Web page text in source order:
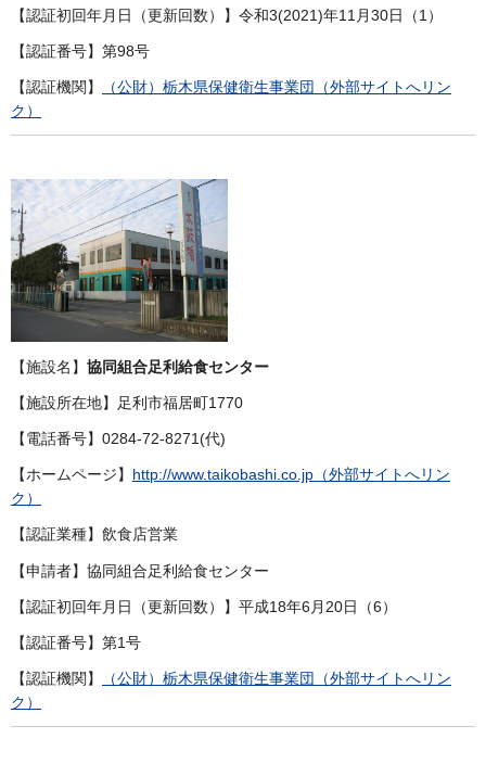
【認証初回年月日（更新回数）】令和3(2021)年11月30日（1）
【認証番号】第98号
【認証機関】
（公財）栃木県保健衛生事業団（外部サイトへリン
ク）
【施設名】 協同組合足利給食センター
【施設所在地】足利市福居町1770
【電話番号】0284-72-8271(代)
【ホームページ】 http://www.taikobashi.co.jp（外部サイトへリン
ク）
【認証業種】飲食店営業
【申請者】協同組合足利給食センター
【認証初回年月日（更新回数）】平成18年6月20日（6）
【認証番号】第1号
【認証機関】
（公財）栃木県保健衛生事業団（外部サイトへリン
ク）